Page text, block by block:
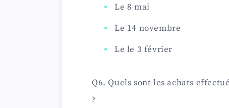
Le 8 mai
Le 14 novembre
Le le 3 février
Q6. Quels sont les achats
?